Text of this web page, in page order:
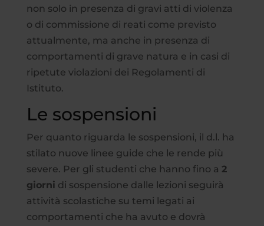
non solo in presenza di gravi atti di violenza
o di commissione di reati come previsto
attualmente, ma anche in presenza di
comportamenti di grave natura e in casi di
ripetute violazioni dei Regolamenti di
Istituto.
Le sospensioni
Per quanto riguarda le sospensioni, il d.l. ha
stilato nuove linee guide che le rende più
severe. Per gli studenti che hanno fino a 2
giorni di sospensione dalle lezioni seguirà
attività scolastiche su temi legati ai
comportamenti che ha avuto e dovrà